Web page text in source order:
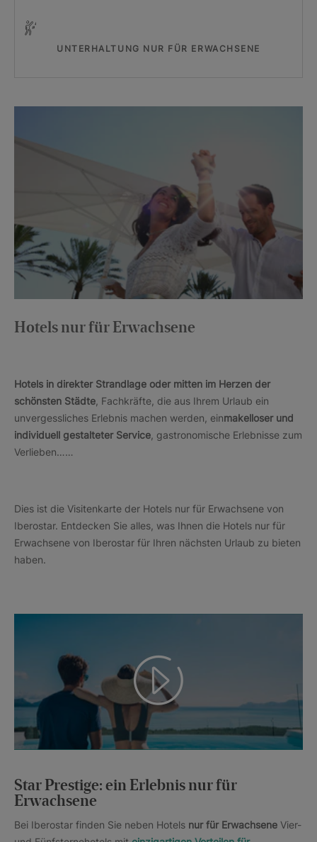
UNTERHALTUNG NUR FÜR ERWACHSENE
Hotels nur für Erwachsene
Hotels in direkter Strandlage oder mitten im Herzen der
schönsten Städte , Fachkräfte, die aus Ihrem Urlaub ein
unvergessliches Erlebnis machen werden, einmakelloser und
individuell gestalteter Service , gastronomische Erlebnisse zum
Verlieben……
Dies ist die Visitenkarte der Hotels nur für Erwachsene von
Iberostar. Entdecken Sie alles, was Ihnen die Hotels nur für
Erwachsene von Iberostar für Ihren nächsten Urlaub zu bieten
haben.
Star Prestige: ein Erlebnis nur für
Erwachsene
Bei Iberostar finden Sie neben Hotels nur für Erwachsene Vier-